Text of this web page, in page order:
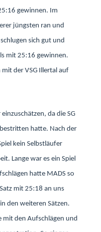
gewinnen. Im
jüngsten ran und
sich gut und
mit 25:16 gewinnen.
der VSG Illertal auf
da die SG
hatte. Nach der
kein Selbstläufer
Lange war es ein Spiel
hatte MADS so
mit 25:18 an uns
den weiteren Sätzen.
mit den Aufschlägen und